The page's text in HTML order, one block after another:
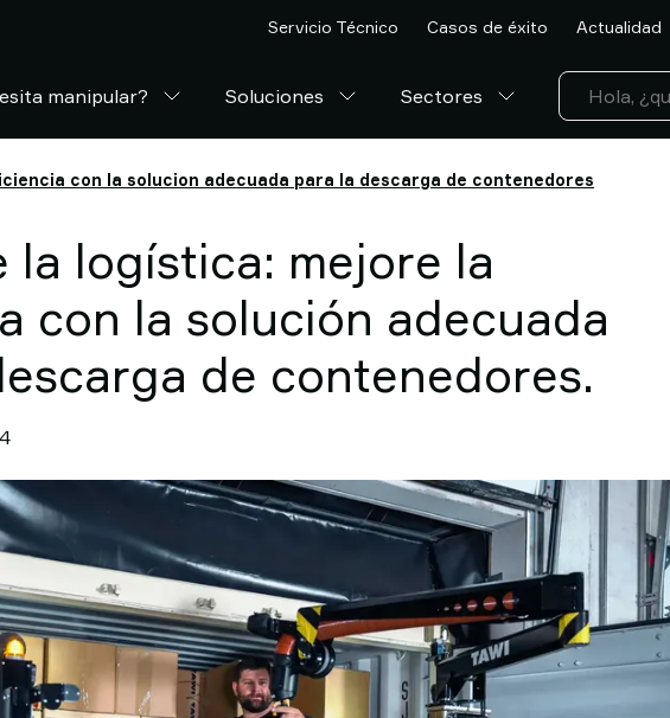
Servicio Técnico Casos de éxito Actualidad
manipular? Soluciones Sectores
con la solucion adecuada para la descarga de contenedores
la logística: mejore la
con la solución adecuada
de contenedores.